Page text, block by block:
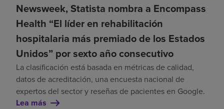
Newsweek, Statista nombra a Encompass
Health “El líder en rehabilitación
hospitalaria más premiado de los Estados
Unidos” por sexto año consecutivo
La clasificación está basada en métricas de calidad,
datos de acreditación, una encuesta nacional de
expertos del sector y reseñas de pacientes en Google.
Lea más